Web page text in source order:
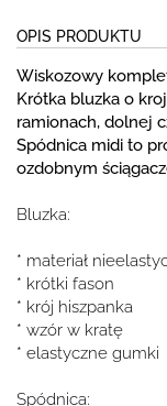
OPIS PRODUKTU
Wiskozowy
Krótka bluzka o
ramionach, dolnej
Spódnica midi to
ozdobnym
Bluzka:
* materiał
* krótki fason
* krój hiszpanka
* wzór w kratę
* elastyczne gumki
Spódnica: